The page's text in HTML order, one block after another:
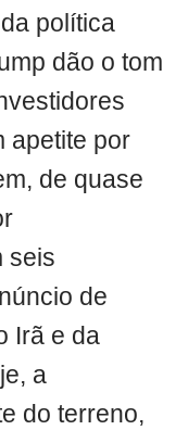
política
dão o tom
apetite por
de quase
seis
de
Irã e da
a
do terreno,